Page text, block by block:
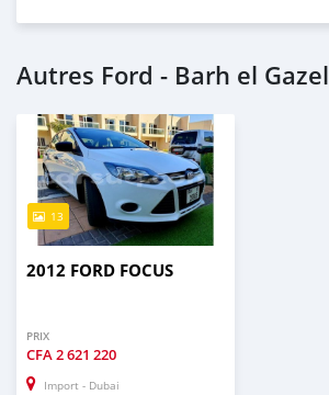
Autres Ford - Barh el Gazel
13
2012 FORD FOCUS
PRIX
CFA2 621 220
Import - Dubai